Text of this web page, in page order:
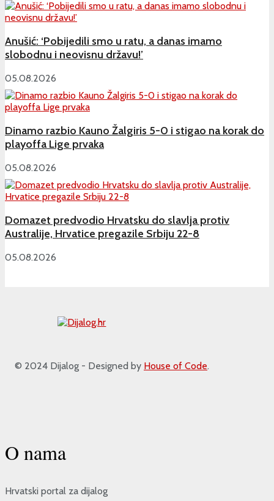
Anušić: ‘Pobijedili smo u ratu, a danas imamo
slobodnu i neovisnu državu!’
05.08.2026
Dinamo razbio Kauno Žalgiris 5-0 i stigao na korak do
playoffa Lige prvaka
05.08.2026
Domazet predvodio Hrvatsku do slavlja protiv
Australije, Hrvatice pregazile Srbiju 22-8
05.08.2026
© 2024 Dijalog - Designed by House of Code.
O nama
Hrvatski portal za dijalog